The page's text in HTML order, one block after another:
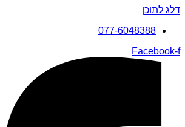
דלג לתוכן
077-6048388
Facebook-f